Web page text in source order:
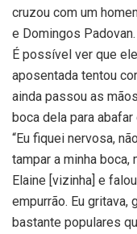
cruzou com um
e Domingos Padovan.
É possível ver que
aposentada tentou
ainda passou as
boca dela para
“Eu fiquei nervosa,
tampar a minha
Elaine [vizinha] e
empurrão. Eu gritava,
bastante populares